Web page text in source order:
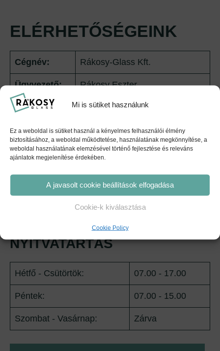
Mi is sütiket használunk
Ez a weboldal is sütiket használ a kényelmes felhasználói élmény
biztosításához, a weboldal működtetése, használatának megkönnyítése, a
weboldal használatának elemzésével történő fejlesztése és releváns
ajánlatok megjelenítése érdekében.
A javasolt cookie beállítások elfogadása
Cookie-k kiválasztása
Cookie Policy
ELÉRHETŐSÉGEINK
Cégnév: Rákosy-Glass Kft.
Ügyvezető: Rákosy Eszter
E-mail cím: info@rakosyuveg.hu
Telefonszám: +36 70 377 8213
Postacím:
1103 Budapest, Noszlopy u. 3-
NYITVATARTÁS
Hétfő - Csütörtök: 07.00 - 17.00
Péntek: 07.00 - 15.00
Szombat - Vasárnap: Zárva